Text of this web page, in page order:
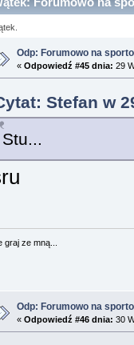
Odp: Forumowo na
« Odpowiedź #45 dnia: 29
Stefan w
Stu...
graj ze mną...
Odp: Forumowo na
« Odpowiedź #46 dnia: 30